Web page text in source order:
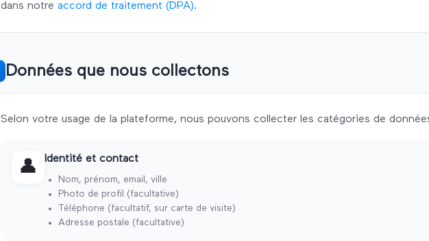
dans notre accord de traitement (DPA).
Données que nous collectons
Selon votre usage de la plateforme, nous pouvons collecter les catégories de
👤 Identité et contact
Nom, prénom, email, ville
Photo de profil (facultative)
Téléphone (facultatif, sur carte de visite)
Adresse postale (facultative)